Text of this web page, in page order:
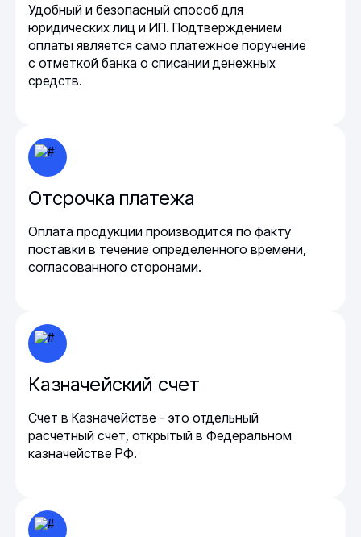
Удобный и безопасный способ для
юридических лиц и ИП. Подтверждением
оплаты является само платежное поручение
с отметкой банка о списании денежных
средств.
Отсрочка платежа
Оплата продукции производится по факту
поставки в течение определенного времени,
согласованного сторонами.
Казначейский счет
Счет в Казначействе - это отдельный
расчетный счет, открытый в Федеральном
казначействе РФ.